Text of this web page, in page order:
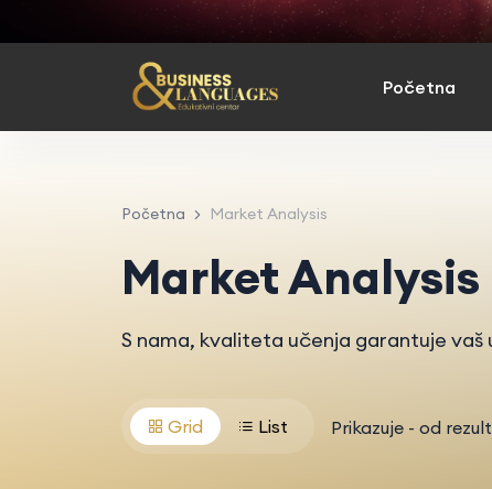
Početna
Početna Market Analysis
Market Analysis
S nama, kvaliteta učenja garantuje vaš
Grid List Prikazuje - od